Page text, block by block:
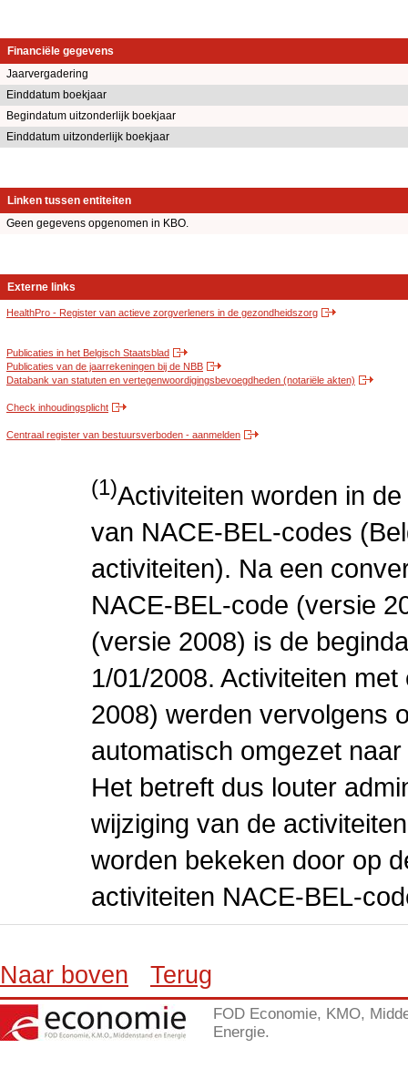
Financiële gegevens
Jaarvergadering
Einddatum boekjaar
Begindatum uitzonderlijk boekjaar
Einddatum uitzonderlijk boekjaar
Linken tussen entiteiten
Geen gegevens opgenomen in KBO.
Externe links
HealthPro - Register van actieve zorgverleners in de gezondheidszorg
Publicaties in het Belgisch Staatsblad
Publicaties van de jaarrekeningen bij de NBB
Databank van statuten en vertegenwoordigingsbevoegdheden (notariële akten)
Check inhoudingsplicht
Centraal register van bestuursverboden - aanmelden
(1)Activiteiten worden in
van NACE-BEL-codes
activiteiten). Na een
NACE-BEL-code (versie
(versie 2008) is de
1/01/2008. Activiteiten
2008) werden vervolgens
automatisch omgezet
Het betreft dus louter
wijziging van de
worden bekeken door op
activiteiten NACE-BEL-
Naar boven Terug
FOD Economie, KMO,
Energie.